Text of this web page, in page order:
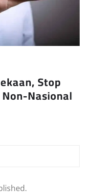
Stop
Nasional